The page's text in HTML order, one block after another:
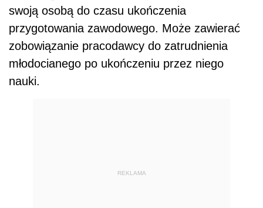
swoją osobą do czasu ukończenia
przygotowania zawodowego. Może zawierać
zobowiązanie pracodawcy do zatrudnienia
młodocianego po ukończeniu przez niego
nauki.
REKLAMA